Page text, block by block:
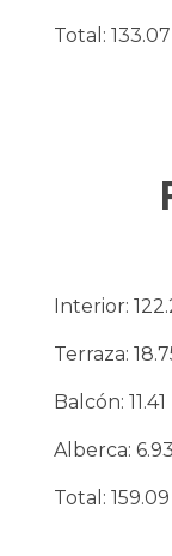
Total:
Interior:
Terraza:
Balcón:
Alberca:
Total: